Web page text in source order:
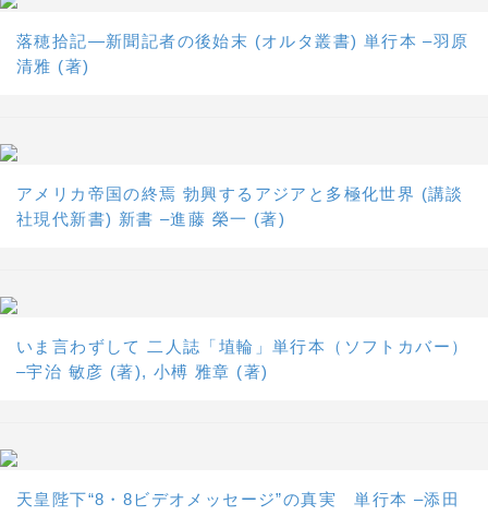
落穂拾記―新聞記者の後始末 (オルタ叢書) 単行本 –羽原
清雅 (著)
アメリカ帝国の終焉 勃興するアジアと多極化世界 (講談
社現代新書) 新書 –進藤 榮一 (著)
いま言わずして 二人誌「埴輪」単行本（ソフトカバー）
–宇治 敏彦 (著), 小榑 雅章 (著)
天皇陛下“8・8ビデオメッセージ”の真実 単行本 –添田